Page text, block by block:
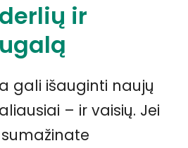
ir
gali išauginti naujų
– ir vaisių. Jei